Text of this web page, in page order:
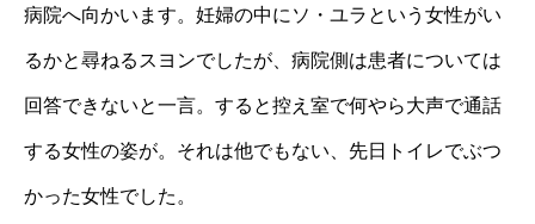
病院へ向かいます。妊婦の中にソ・ユラという女性がい
るかと尋ねるスヨンでしたが、病院側は患者については
回答できないと一言。すると控え室で何やら大声で通話
する女性の姿が。それは他でもない、先日トイレでぶつ
かった女性でした。